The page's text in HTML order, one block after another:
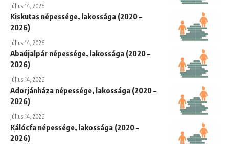
július 14, 2026
Kiskutas népessége, lakossága (2020 –
2026)
július 14, 2026
Abaújalpár népessége, lakossága (2020 –
2026)
július 14, 2026
Adorjánháza népessége, lakossága (2020 –
2026)
július 14, 2026
Kálócfa népessége, lakossága (2020 –
2026)